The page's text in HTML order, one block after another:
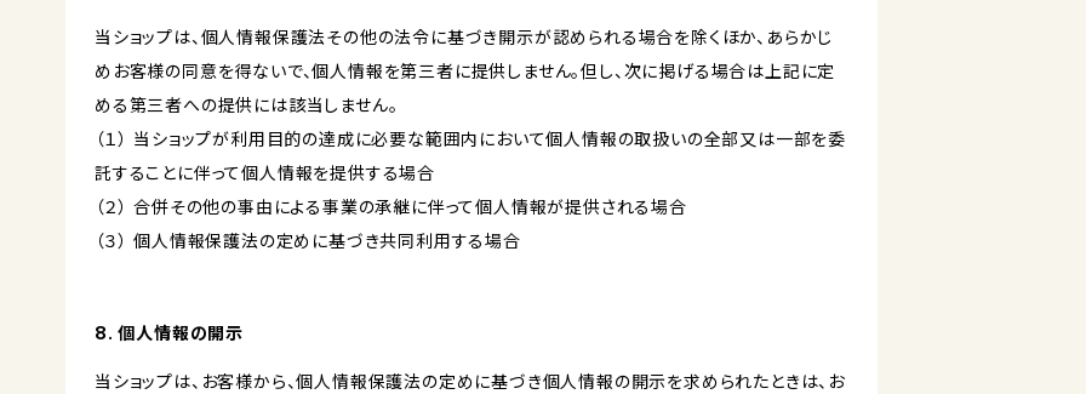
当ショップは、個人情報保護法その他の法令に基づき開示が認められる場合を除くほか、あらかじ
めお客様の同意を得ないで、個人情報を第三者に提供しません。但し、次に掲げる場合は上記に定
める第三者への提供には該当しません。
（１） 当ショップが利用目的の達成に必要な範囲内において個人情報の取扱いの全部又は一部を委
託することに伴って個人情報を提供する場合
（２） 合併その他の事由による事業の承継に伴って個人情報が提供される場合
（３） 個人情報保護法の定めに基づき共同利用する場合
8. 個人情報の開示
当ショップは、お客様から、個人情報保護法の定めに基づき個人情報の開示を求められたときは、お